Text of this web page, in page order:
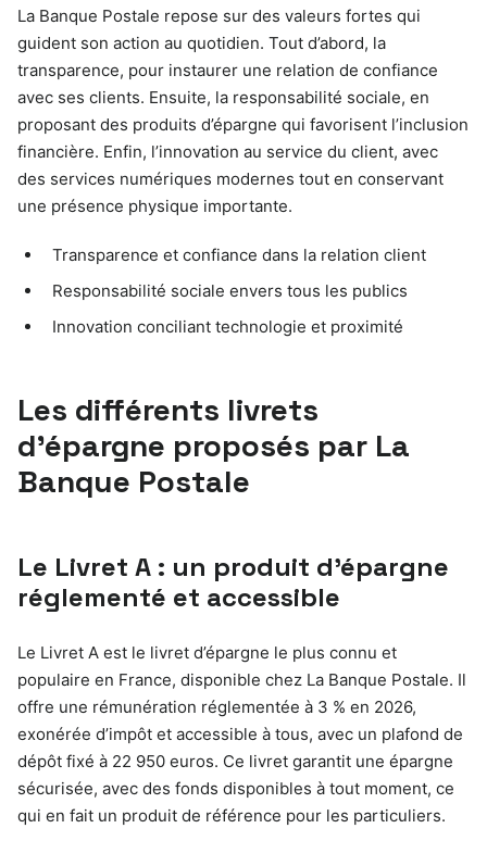
La Banque Postale repose sur des valeurs fortes qui
guident son action au quotidien. Tout d’abord, la
transparence, pour instaurer une relation de confiance
avec ses clients. Ensuite, la responsabilité sociale, en
proposant des produits d’épargne qui favorisent l’inclusion
financière. Enfin, l’innovation au service du client, avec
des services numériques modernes tout en conservant
une présence physique importante.
Transparence et confiance dans la relation client
Responsabilité sociale envers tous les publics
Innovation conciliant technologie et proximité
Les différents livrets
d’épargne proposés par La
Banque Postale
Le Livret A : un produit d’épargne
réglementé et accessible
Le Livret A est le livret d’épargne le plus connu et
populaire en France, disponible chez La Banque Postale. Il
offre une rémunération réglementée à 3 % en 2026,
exonérée d’impôt et accessible à tous, avec un plafond de
dépôt fixé à 22 950 euros. Ce livret garantit une épargne
sécurisée, avec des fonds disponibles à tout moment, ce
qui en fait un produit de référence pour les particuliers.